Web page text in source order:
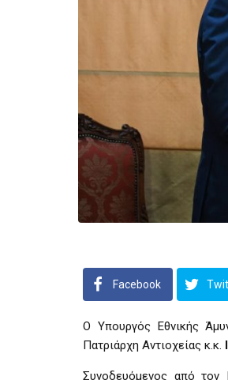
Facebook
Ο Υπουργός Εθνικής
Πατριάρχη Αντιοχείας κ.κ.
Συνοδευόμενος από τον